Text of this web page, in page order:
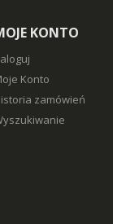
KONTO
Konto
zamówień